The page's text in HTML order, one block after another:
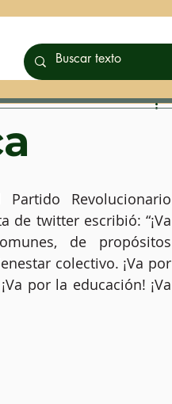
Revolucionario
de twitter escribió: “¡Va
de propósitos
colectivo. ¡Va por
por la educación! ¡Va